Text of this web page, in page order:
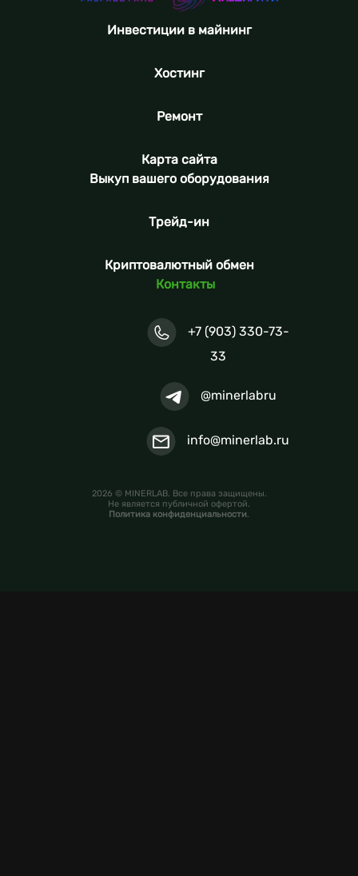
Инвестиции в майнинг
Хостинг
Ремонт
Карта сайта
Выкуп вашего оборудования
Трейд-ин
Криптовалютный обмен
Контакты
+7 (903) 330-73-
33
@minerlabru
info@minerlab.ru
2026 © MINERLAB. Все права защищены.
Не является публичной офертой.
Политика конфиденциальности.